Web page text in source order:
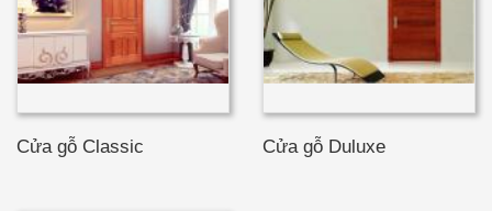
Cửa gỗ Classic Cửa gỗ Duluxe